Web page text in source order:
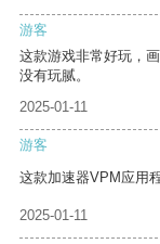
游客
这款游戏非常好玩，
没有玩腻。
2025-01-11
游客
这款加速器VPM应用
2025-01-11